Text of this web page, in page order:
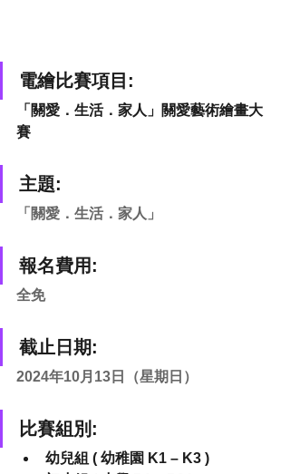
電繪比賽項目:
「關愛．生活．家人」關愛藝術繪畫大
賽
主題:
「關愛．生活．家人」
報名費用:
全免
截止日期:
2024年10月13日（星期日）
比賽組別:
幼兒組 ( 幼稚園 K1 – K3 )